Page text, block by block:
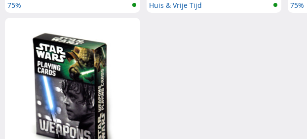
75% Huis & Vrije Tijd 75%